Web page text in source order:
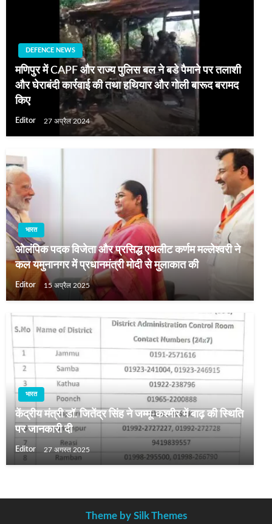
DEFENCE NEWS
मणिपुर में CAPF और राज्‍य पुलिस बल ने बडे पैमाने पर तलाशी
और घेराबंदी कार्रवाई की तथा हथियार और गोली बारूद बरामद
किए
Editor 27 अप्रैल 2024
भारत
ओलंपिक पदक विजेता और प्रसिद्ध एथलीट कर्णम मल्लेश्वरी ने
कल यमुनानगर में प्रधानमंत्री मोदी से मुलाकात की
Editor 15 अप्रैल 2025
भारत
केंद्रीय मंत्री डॉ. जितेंद्र सिंह ने जम्मू-कश्मीर में बाढ़ की स्थिति
पर जानकारी दी
Editor 27 अगस्त 2025
Theme by Silk Themes